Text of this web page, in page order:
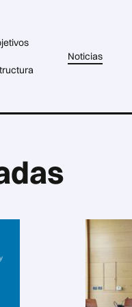
Noticias